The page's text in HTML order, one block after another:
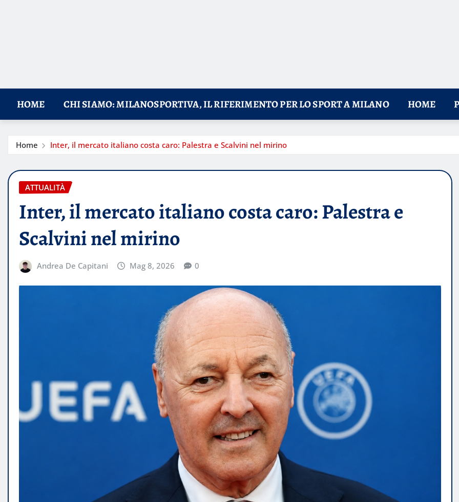
HOME CHI SIAMO: MILANOSPORTIVA, IL RIFERIMENTO PER LO SPORT A MILANO HOME
Home Inter, il mercato italiano costa caro: Palestra e Scalvini nel mirino
ATTUALITÀ
Inter, il mercato italiano costa caro: Palestra e
Scalvini nel mirino
Andrea De Capitani Mag 8, 2026 0